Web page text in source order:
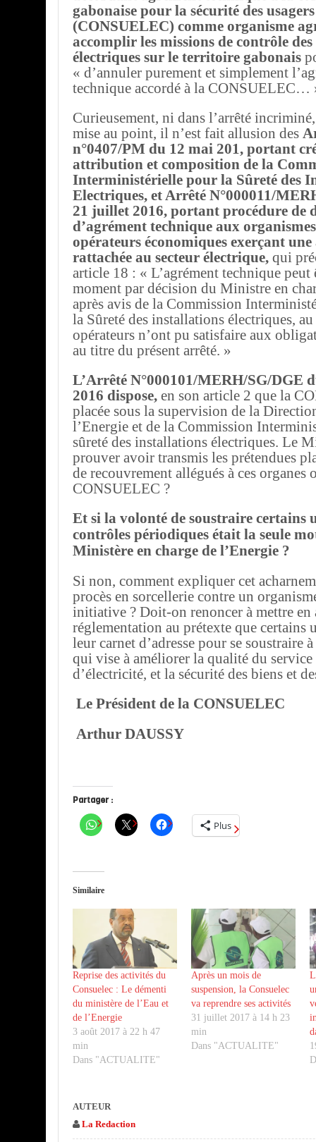
gabonaise pour la sécurité des
(CONSUELEC) comme organisme
accomplir les missions de contrôle
électriques sur le territoire gabonais
« d’annuler purement et simplement
technique accordé à la CONSUELEC…
Curieusement, ni dans l’arrêté
mise au point, il n’est fait allusion des
n°0407/PM du 12 mai 201, portant
attribution et composition de la
Interministérielle pour la Sûreté des
Electriques, et Arrêté N°000011/
21 juillet 2016, portant procédure de
d’agrément technique aux
opérateurs économiques exerçant
rattachée au secteur électrique, qui
article 18 : « L’agrément technique peut
moment par décision du Ministre en
après avis de la Commission
la Sûreté des installations électriques, au
opérateurs n’ont pu satisfaire aux
au titre du présent arrêté. »
L’Arrêté N°000101/MERH/SG/DGE
2016 dispose, en son article 2 que la
placée sous la supervision de la
l’Energie et de la Commission
sûreté des installations électriques. Le
prouver avoir transmis les prétendues
de recouvrement allégués à ces organes
CONSUELEC ?
Et si la volonté de soustraire certains
contrôles périodiques était la seule
Ministère en charge de l’Energie ?
Si non, comment expliquer cet
procès en sorcellerie contre un
initiative ? Doit-on renoncer à mettre
réglementation au prétexte que certains
leur carnet d’adresse pour se soustraire
qui vise à améliorer la qualité du
d’électricité, et la sécurité des biens et
Le Président de la CONSUELEC
Arthur DAUSSY
Partager :
Plus
Similaire
Reprise des activités du
Consuelec : Le démenti
du ministère de l’Eau et
de l’Energie
3 août 2017 à 22 h 47
min
Dans "ACTUALITE"
Après un mois de
suspension, la Consuelec
va reprendre ses activités
31 juillet 2017 à 14 h 23
min
Dans "ACTUALITE"
AUTEUR
La Redaction